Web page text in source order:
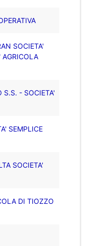
SOCIETA'
AGRICOLA
S.S. - SOCIETA'
SEMPLICE
SOCIETA'
DI TIOZZO